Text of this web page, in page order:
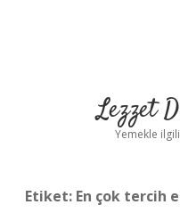
Lezzet
Yemekle
Etiket: En çok tercih